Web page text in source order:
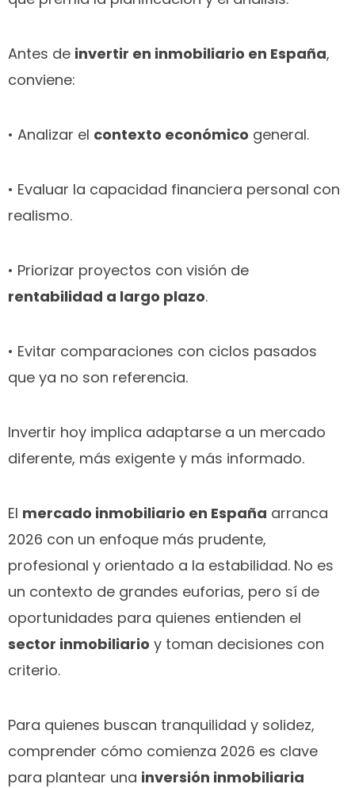
Antes de invertir en inmobiliario en España,
conviene:
• Analizar el contexto económico general.
• Evaluar la capacidad financiera personal con
realismo.
• Priorizar proyectos con visión de
rentabilidad a largo plazo.
• Evitar comparaciones con ciclos pasados
que ya no son referencia.
Invertir hoy implica adaptarse a un mercado
diferente, más exigente y más informado.
El mercado inmobiliario en España arranca
2026 con un enfoque más prudente,
profesional y orientado a la estabilidad. No es
un contexto de grandes euforias, pero sí de
oportunidades para quienes entienden el
sector inmobiliario y toman decisiones con
criterio.
Para quienes buscan tranquilidad y solidez,
comprender cómo comienza 2026 es clave
para plantear una inversión inmobiliaria